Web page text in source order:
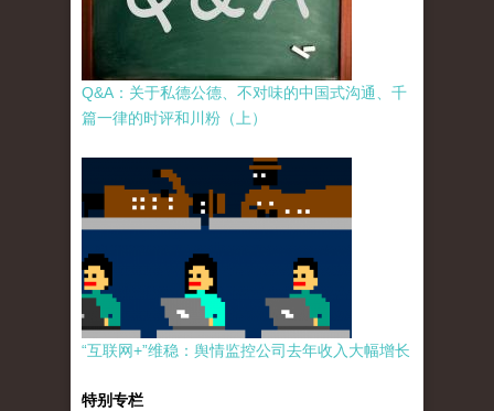
Q&A：关于私德公德、不对味的中国式沟通、千
篇一律的时评和川粉（上）
“互联网+”维稳：舆情监控公司去年收入大幅增长
特别专栏